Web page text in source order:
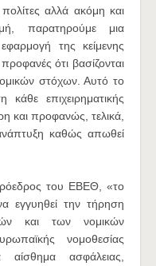
αλλά ακόμη και
παρατηρούμε μια
της κείμενης
ότι βασίζονται
στόχων. Αυτό το
επιχειρηματικής
και προφανώς, τελικά,
ανάπτυξη καθώς απωθεί
του ΕΒΕΘ, «τo
εγγυηθεί την τήρηση
και των νομικών
νομοθεσίας
αίσθημα ασφάλειας,